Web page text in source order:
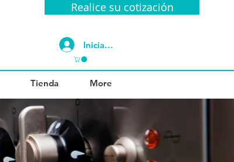
Realice su cotización
Iniciar sesión
Tienda More